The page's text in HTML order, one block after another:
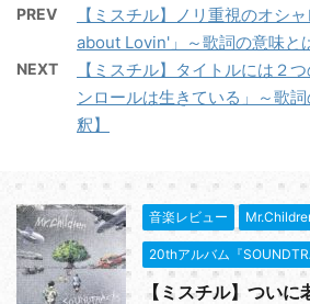
PREV
【ミスチル】ノリ重視のオシ
about Lovin'」～歌詞の意味と
NEXT
【ミスチル】タイトルには２
ンロールは生きている」～歌
釈】
音楽レビュー
20thアルバム『
【ミスチル】ついに